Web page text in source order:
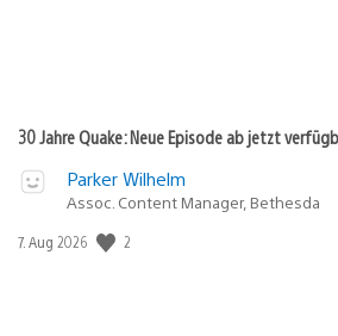
30 Jahre Quake: Neue Episode ab jetzt
Parker Wilhelm
Assoc. Content Manager, Bethesda
Veröffentlichungsdatum:
7. Aug 2026 2